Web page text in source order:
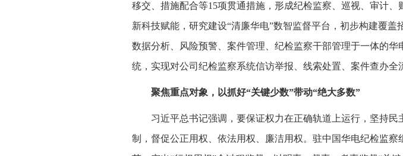
移交、措施配合等15项贯通措施，形成纪检监察、巡视、审计
新科技赋能，研究建设“清廉华电”数智监督平台，初步构建覆
数据分析、风险预警、案件管理、纪检监察干部管理于一体的
统，实现对公司纪检监察系统信访举报、线索处置、案件查办全
聚焦重点对象，以抓好“关键少数”带动“绝大多数”
习近平总书记强调，要保证权力在正确轨道上运行，坚持
制，督促公正用权、依法用权、廉洁用权。驻中国华电纪检监